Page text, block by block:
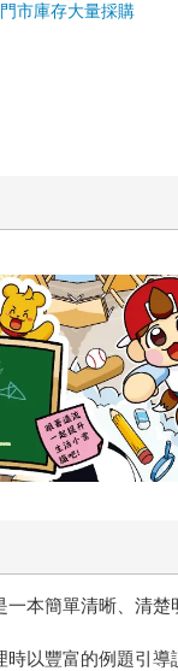
門市庫存大量採購
本簡單清晰、清
以豐富的例題引導